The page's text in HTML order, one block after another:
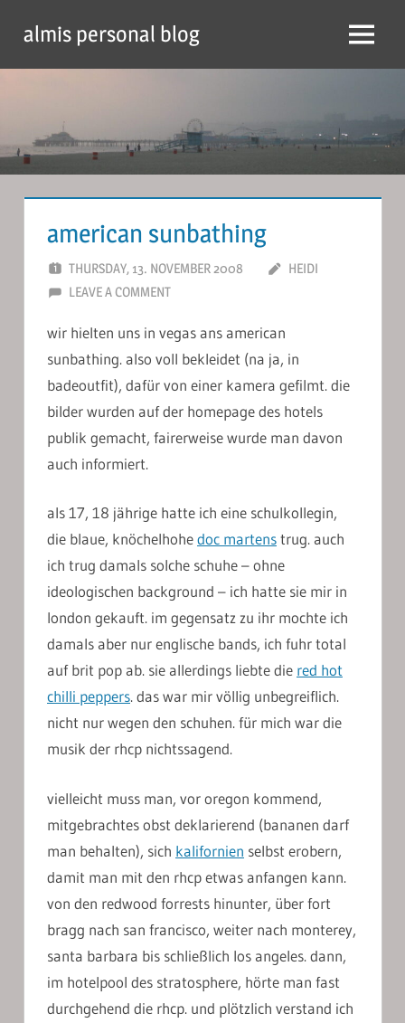
content
almis personal blog Menu
american sunbathing
THURSDAY, 13. NOVEMBER 2008
HEIDI
LEAVE A COMMENT
wir hielten uns in vegas ans american
sunbathing. also voll bekleidet (na ja, in
badeoutfit), dafür von einer kamera gefilmt. die
bilder wurden auf der homepage des hotels
publik gemacht, fairerweise wurde man davon
auch informiert.
als 17, 18 jährige hatte ich eine schulkollegin,
die blaue, knöchelhohedoc martenstrug. auch
ich trug damals solche schuhe – ohne
ideologischen background – ich hatte sie mir in
london gekauft. im gegensatz zu ihr mochte ich
damals aber nur englische bands, ich fuhr total
auf brit pop ab. sie allerdings liebte die red hot
chilli peppers. das war mir völlig unbegreiflich.
nicht nur wegen den schuhen. für mich war die
musik der rhcp nichtssagend.
vielleicht muss man, vor oregon kommend,
mitgebrachtes obst deklarierend (bananen darf
man behalten), sich kalifornien selbst erobern,
damit man mit den rhcp etwas anfangen kann.
von den redwood forrests hinunter, über fort
bragg nach san francisco, weiter nach monterey,
santa barbara bis schließlich los angeles. dann,
im hotelpool des stratosphere, hörte man fast
durchgehend die rhcp. und plötzlich verstand ich